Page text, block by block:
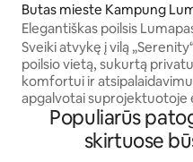
Butas mieste Kampung
Elegantiškas poilsis
privatumas, stilius ir
Sveiki atvykę į vilą
poilsio vietą, sukurtą
komfortui ir atsipalaidavimui.
apgalvotai suprojektuotoje
jaukiais interjerais ir
atmosfera, kuri puikiai tinka
atsipalaiduoti arba tiesiog
Populiarūs
skirtuose